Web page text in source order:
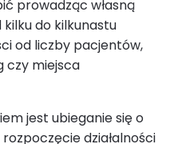
prowadząc własną
do kilkunastu
od liczby pacjentów,
czy miejsca
jest ubieganie się o
działalności